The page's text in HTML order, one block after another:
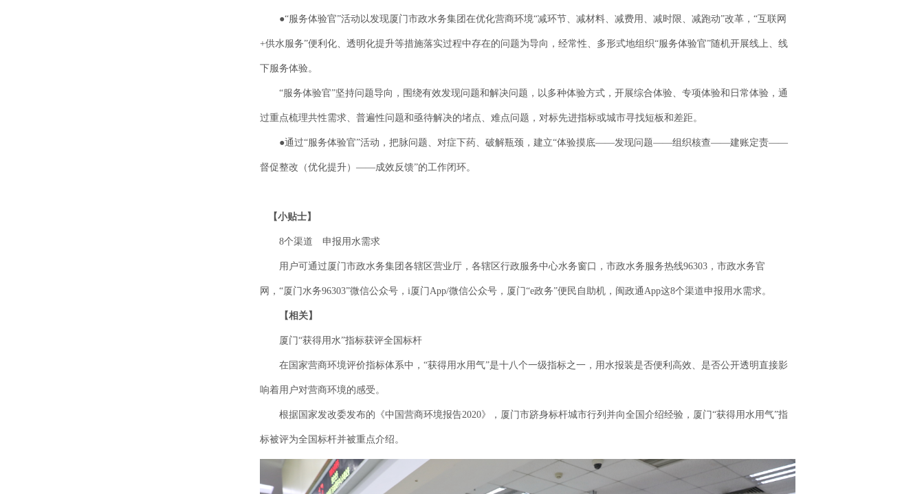
●“服务体验官”活动以发现厦门市政水务集团在优化营商环境“减环节、减材料、减费用、减时限、减跑动”改革，“互联网
+供水服务”便利化、透明化提升等措施落实过程中存在的问题为导向，经常性、多形式地组织“服务体验官”随机开展线上、线
下服务体验。
“服务体验官”坚持问题导向，围绕有效发现问题和解决问题，以多种体验方式，开展综合体验、专项体验和日常体验，通
过重点梳理共性需求、普遍性问题和亟待解决的堵点、难点问题，对标先进指标或城市寻找短板和差距。
●通过“服务体验官”活动，把脉问题、对症下药、破解瓶颈，建立“体验摸底——发现问题——组织核查——建账定责——
督促整改（优化提升）——成效反馈”的工作闭环。
【小贴士】
8个渠道 申报用水需求
用户可通过厦门市政水务集团各辖区营业厅，各辖区行政服务中心水务窗口，市政水务服务热线96303，市政水务官
网，“厦门水务96303”微信公众号，i厦门App/微信公众号，厦门“e政务”便民自助机，闽政通App这8个渠道申报用水需求。
【相关】
厦门“获得用水”指标获评全国标杆
在国家营商环境评价指标体系中，“获得用水用气”是十八个一级指标之一，用水报装是否便利高效、是否公开透明直接影
响着用户对营商环境的感受。
根据国家发改委发布的《中国营商环境报告2020》，厦门市跻身标杆城市行列并向全国介绍经验，厦门“获得用水用气”指
标被评为全国标杆并被重点介绍。